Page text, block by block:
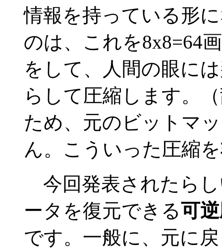
情報を持っている形
のは、これを8x8=64
をして、人間の眼に
らして圧縮します。
ため、元のビットマ
ん。こういった圧縮を
今回発表されたら
ータを復元できる可
です。一般に、元に